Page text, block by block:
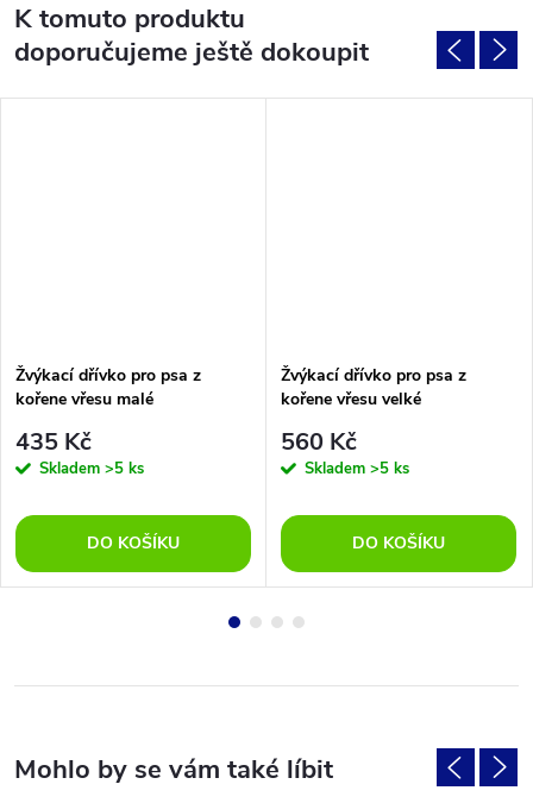
K tomuto produktu
doporučujeme ještě dokoupit
Žvýkací dřívko pro psa z
kořene vřesu malé
435 Kč
Skladem >5 ks
DO KOŠÍKU
Žvýkací dřívko pro psa z
kořene vřesu velké
560 Kč
Skladem >5 ks
DO KOŠÍKU